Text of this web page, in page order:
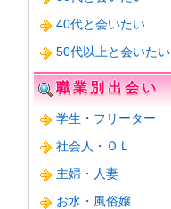
40代と会いたい
50代以上と会いたい
職業別出会い
学生・フリーター
社会人・ＯＬ
主婦・人妻
お水・風俗嬢